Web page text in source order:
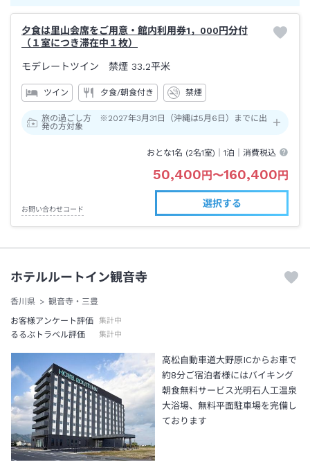
夕食は里山会席をご用意・館内利用券1，000円分付
（１室につき滞在中１枚）
モデレートツイン 禁煙 33.2平米
ツイン 夕食/朝食付き 禁煙
旅の過ごし方 ※2027年3月31日（沖縄は5月6日）までに出
発の方対象
おとな1名 (2名1室)｜1泊 ｜消費税込
50,400 円 〜160,400 円
お問い合わせコード
選択する
ホテルルートイン観音寺
香川県
観音寺・三豊
お客様アンケート評価
集計中
るるぶトラベル評価 集計中
高松自動車道大野原ICからお車で
約8分ご宿泊者様にはバイキング
朝食無料サービス光明石人工温泉
大浴場、無料平面駐車場を完備し
ております